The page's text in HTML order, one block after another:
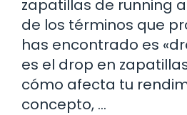
zapatillas de running
de los términos que
has encontrado es
es el drop en
cómo afecta tu
concepto, …